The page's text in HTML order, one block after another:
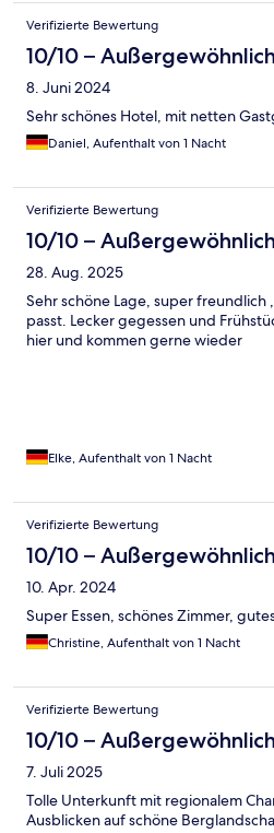
Verifizierte Bewertung
10/10 – Außergewöhnlich
8. Juni 2024
Sehr schönes Hotel, mit netten
Daniel, Aufenthalt von 1 Nacht
Verifizierte Bewertung
10/10 – Außergewöhnlich
28. Aug. 2025
Sehr schöne Lage, super freundlich
passt. Lecker gegessen und
hier und kommen gerne wieder
Elke, Aufenthalt von 1 Nacht
Verifizierte Bewertung
10/10 – Außergewöhnlich
10. Apr. 2024
Super Essen, schönes Zimmer,
Christine, Aufenthalt von 1 Nacht
Verifizierte Bewertung
10/10 – Außergewöhnlich
7. Juli 2025
Tolle Unterkunft mit regionalem
Ausblicken auf schöne